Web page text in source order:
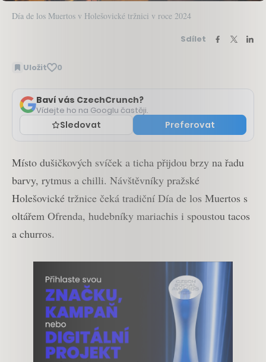
Día de los Muertos v Holešovické tržnici v roce 2024
Sdílet
Uložit 0
Baví vás CzechCrunch?
Vídejte ho na Googlu častěji.
Sledovat Preferovat
Místo dušičkových svíček a ticha přijdou brzy na řadu
barvy, rytmus a chilli. Návštěvníky pražské
Holešovické tržnice čeká tradiční Día de los Muertos s
oltářem Ofrenda, hudebníky mariachis i spoustou tacos
a churros.